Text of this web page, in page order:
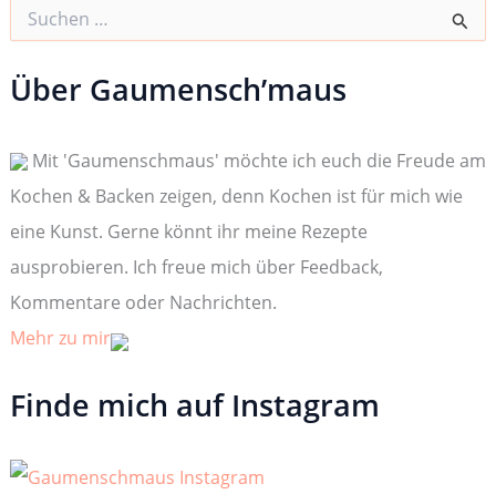
h
e
a
h
:
Über Gaumensch’maus
Mit 'Gaumenschmaus' möchte ich euch die Freude am
Kochen & Backen zeigen, denn Kochen ist für mich wie
eine Kunst. Gerne könnt ihr meine Rezepte
ausprobieren. Ich freue mich über Feedback,
Kommentare oder Nachrichten.
Mehr zu mir
Finde mich auf Instagram